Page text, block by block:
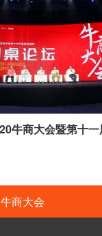
牛商大会